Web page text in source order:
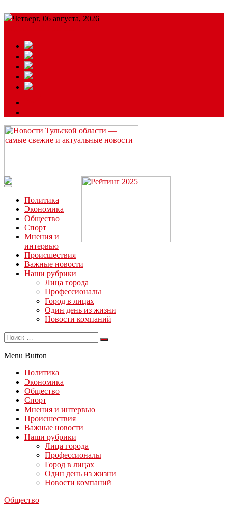
Четверг, 06 августа, 2026
Читайте последние новости дня в Тульской области на сайте
“ЗаНовомосковск”
Политика
Экономика
Общество
Спорт
Мнения и
интервью
Происшествия
Важные новости
Наши рубрики
Лица города
Профессионалы
Город в лицах
Один день из жизни
Новости компаний
Menu Button
Политика
Экономика
Общество
Спорт
Мнения и интервью
Происшествия
Важные новости
Наши рубрики
Лица города
Профессионалы
Город в лицах
Один день из жизни
Новости компаний
Общество